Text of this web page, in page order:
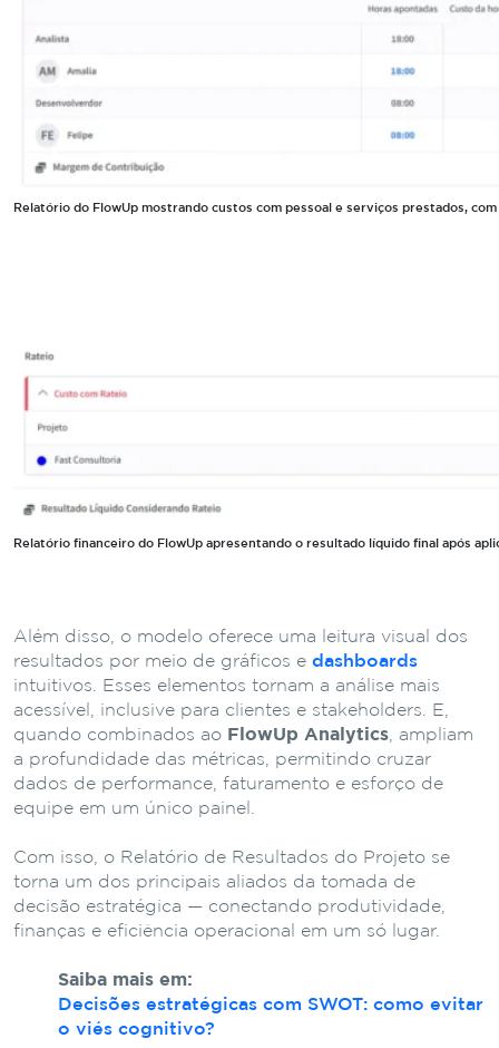
Relatório do FlowUp mostrando custos com pessoal e serviços prestados,
Relatório financeiro do FlowUp apresentando o resultado líquido final após
Além disso, o modelo oferece uma leitura visual dos
resultados por meio de gráficos e dashboards
intuitivos. Esses elementos tornam a análise mais
acessível, inclusive para clientes e stakeholders. E,
quando combinados ao FlowUp Analytics , ampliam
a profundidade das métricas, permitindo cruzar
dados de performance, faturamento e esforço de
equipe em um único painel.
Com isso, o Relatório de Resultados do Projeto se
torna um dos principais aliados da tomada de
decisão estratégica — conectando produtividade,
finanças e eficiência operacional em um só lugar.
Saiba mais em:
Decisões estratégicas com SWOT: como evitar
o viés cognitivo?